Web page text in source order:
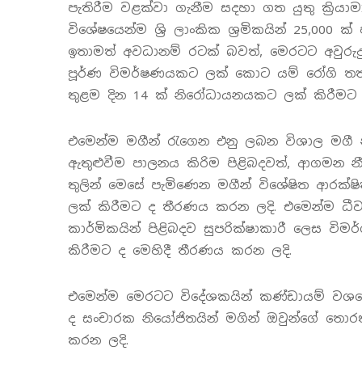
පැතිරීම වළක්වා ගැනීම සදහා ගත යුතු
විශේෂයෙන්ම ශ්‍රි ලාංකික ශ්‍රමිකයින්
ඉතාමත් අවධානම් රටක් බවත්, මෙරටට
පූර්ණ විමර්ෂණයකට ලක් කොට යම් රෝගි
තුළම දින 14 ක් නිරෝධායනයකට ලක් කිරීමට
එමෙන්ම මගීන් රැගෙන එනු ලබන විශාල මගී
ඇතුළුවීම පාලනය කිරිම පිළිබදවත්, ආගමන
තුලින් මෙසේ පැමිණෙන මගීන් විශේෂිත
ලක් කිරීමට ද තීරණය කරන ලදි. එමෙන්ම
කාර්මිකයින් පිළිබදව සුපරික්ෂාකාරී ලෙස
කිරීමට ද මෙහිදී තීරණය කරන ලදි.
එමෙන්ම මෙරටට විදේශකයින් කණ්ඩායම්
ද සංචාරක නියෝජිතයින් මගින් ඔවුන්ගේ
කරන ලදි.